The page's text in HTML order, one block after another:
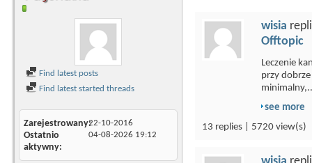
Find latest posts
Find latest started threads
Zarejestrowany22-10-2016
Ostatnio
aktywny
04-08-2026 19:12
wisia
Offtopic
Leczenie
przy
see more
13 replies | 5720 view(s)